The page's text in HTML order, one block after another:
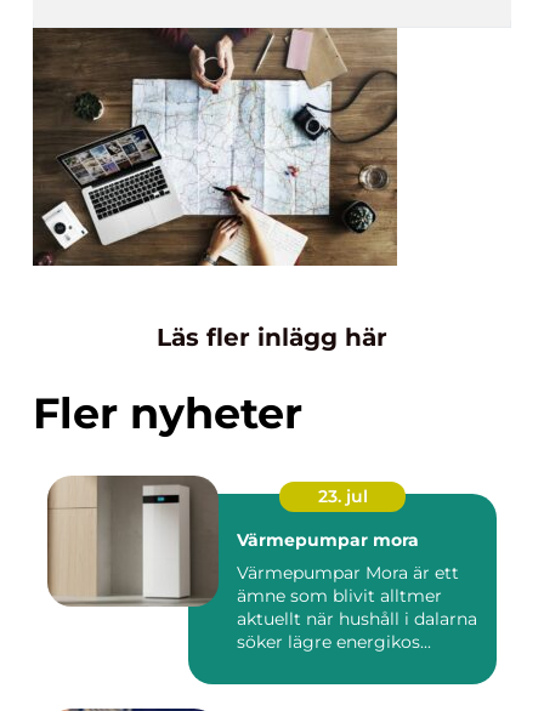
Läs fler inlägg här
Fler nyheter
23. jul
Värmepumpar mora
Värmepumpar Mora är ett
ämne som blivit alltmer
aktuellt när hushåll i dalarna
söker lägre energikos...